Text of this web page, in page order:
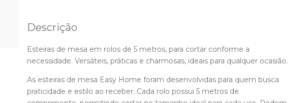
Descrição
Esteiras de mesa em rolos de 5 metros, para cortar conforme a
necessidade. Versáteis, práticas e charmosas, ideais para qualquer ocasião.
As esteiras de mesa Easy Home foram desenvolvidas para quem busca
praticidade e estilo ao receber. Cada rolo possui 5 metros de